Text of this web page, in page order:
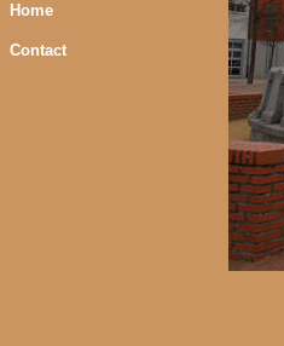
Home
Contact